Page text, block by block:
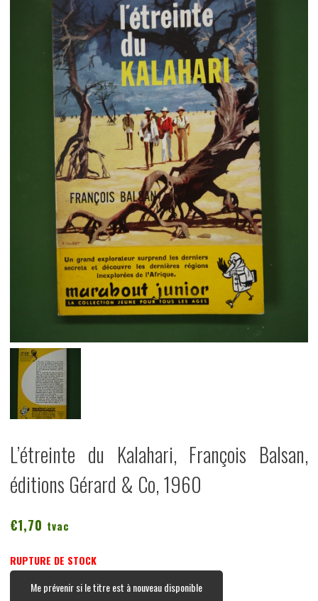
L’étreinte du Kalahari, François Balsan,
éditions Gérard & Co, 1960
€1,70 tvac
RUPTURE DE STOCK
Me prévenir si le titre est à nouveau disponible